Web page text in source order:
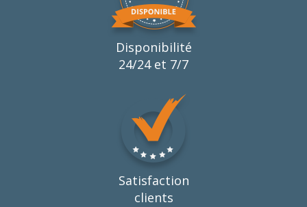
Disponibilité
24/24 et 7/7
Satisfaction
clients